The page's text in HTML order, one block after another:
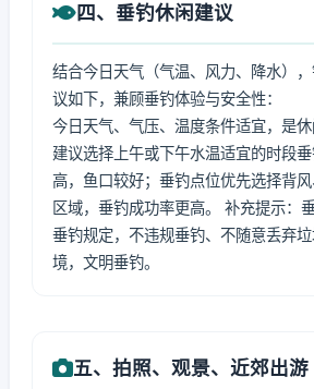
四、垂钓休闲建议
结合今日天气（气温、风力、降水）
议如下，兼顾垂钓体验与安全性：
今日天气、气压、温度条件适宜，是休
建议选择上午或下午水温适宜的时段
高，鱼口较好；垂钓点位优先选择背
区域，垂钓成功率更高。 补充提示：
垂钓规定，不违规垂钓、不随意丢弃
境，文明垂钓。
五、拍照、观景、近郊出游